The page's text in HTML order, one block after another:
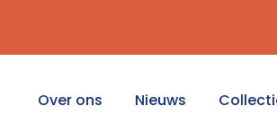
Over ons Nieuws